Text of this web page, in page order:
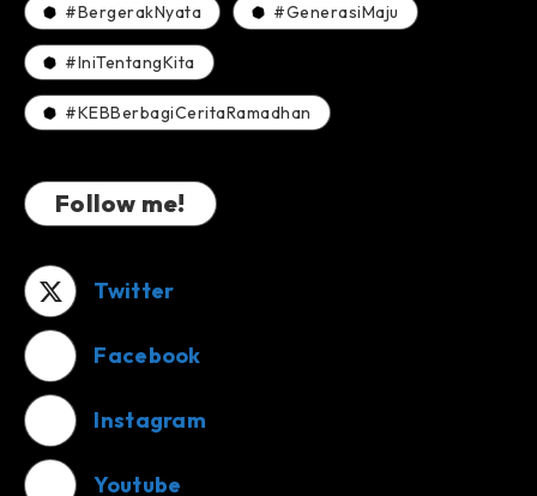
#BergerakNyata #GenerasiMaju
#IniTentangKita
#KEBBerbagiCeritaRamadhan
Follow me!
Twitter
Facebook
Instagram
Youtube